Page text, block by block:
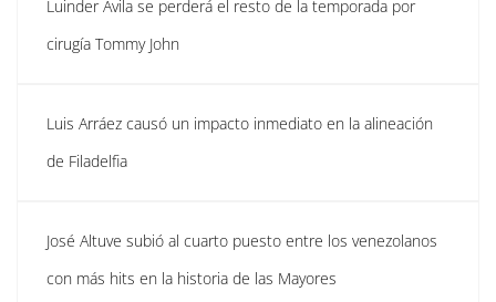
Luinder Ávila se perderá el resto de la temporada por
cirugía Tommy John
Luis Arráez causó un impacto inmediato en la alineación
de Filadelfia
José Altuve subió al cuarto puesto entre los venezolanos
con más hits en la historia de las Mayores